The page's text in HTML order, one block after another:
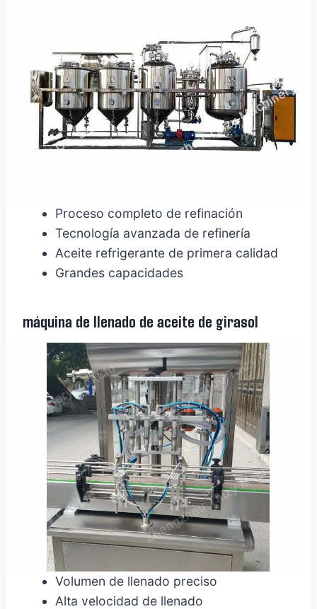
Proceso completo de refinación
Tecnología avanzada de refinería
Aceite refrigerante de primera calidad
Grandes capacidades
máquina de llenado de aceite de girasol
Volumen de llenado preciso
Alta velocidad de llenado